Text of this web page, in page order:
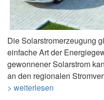
Die Solarstromerzeugung
einfache Art der
gewonnener Solarstrom
an den regionalen
> weiterlesen